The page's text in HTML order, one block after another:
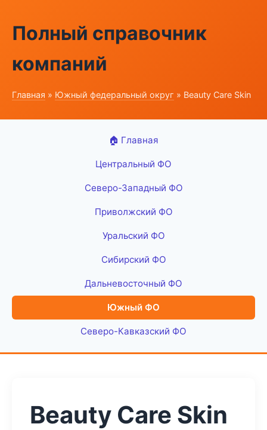
Полный справочник
компаний
Главная » Южный федеральный округ » Beauty Care Skin
🏠 Главная
Центральный ФО
Северо-Западный ФО
Приволжский ФО
Уральский ФО
Сибирский ФО
Дальневосточный ФО
Южный ФО
Северо-Кавказский ФО
Beauty Care Skin